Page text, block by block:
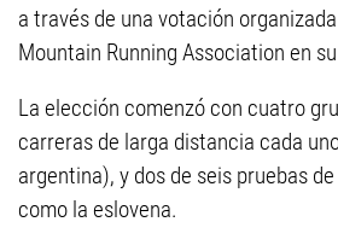
a través de una votación
Mountain Running Association en
La elección comenzó con cuatro
carreras de larga distancia cada
argentina), y dos de seis pruebas
como la eslovena.